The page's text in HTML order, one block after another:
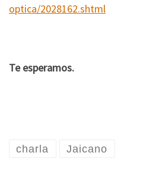
optica/2028162.shtml
Te esperamos.
charla Jaicano